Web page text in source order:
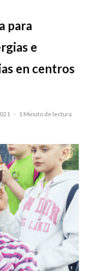
para
e
en centros
· 1 Minuto de lectura